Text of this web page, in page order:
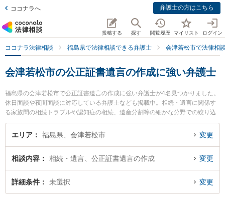
ココナラへ 弁護士の方はこちら
投稿する 探す 閲覧履歴 マイリスト ログイン
ココナラ法律相談 福島県で法律相談できる弁護士 会津若松市で法律相
会津若松市の公正証書遺言の作成に強い弁護士
福島県の会津若松市で公正証書遺言の作成に強い弁護士が4名見つかりました。
休日面談や夜間面談に対応している弁護士なども掲載中。相続・遺言に関係す
る家族間の相続トラブルや認知症の相続、遺産分割等の細かな分野での絞り込
み検索もでき便利です。特に弁護士法人れいわ総合法律事務所の川瀬 裕之弁護
士や舟城法律事務所の舟城 善貴弁護士、会津つばさ法律事務所の伊東 修平弁護
に相談したい』『公正証書遺言の作成のトラブル解決の実績豊富な近くの弁護
士を検索したい』『初回相談無料で公正証書遺言の作成を法律相談できる会津
若松市内の弁護士に相談予約したい』などでお困りの相談者さんにおすすめで
エリア 福島県、会津若松市 変更
相談内容 相続・遺言、公正証書遺言の作成 変更
詳細条件 未選択 変更